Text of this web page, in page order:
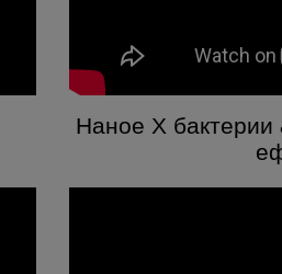
Наное X бактерии